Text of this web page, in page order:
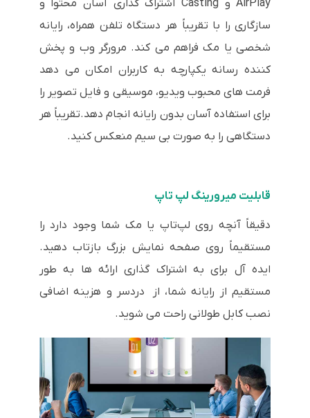
AirPlay و Casting اشتراک گذاری آسان محتوا و
سازگاری را با تقریباً هر دستگاه تلفن همراه، رایانه
شخصی یا مک فراهم می کند. مرورگر وب و پخش
کننده رسانه یکپارچه به کاربران امکان می دهد
فرمت های محبوب ویدیو، موسیقی و فایل تصویر را
برای استفاده آسان بدون رایانه انجام دهد.تقریباً هر
دستگاهی را به صورت بی سیم منعکس کنید.
قابلیت میرورینگ لپ تاپ
دقیقاً آنچه روی لپ‌تاپ یا مک شما وجود دارد را
مستقیماً روی صفحه نمایش بزرگ بازتاب دهید.
ایده آل برای به اشتراک گذاری ارائه ها به طور
مستقیم از رایانه شما، از دردسر و هزینه اضافی
نصب کابل طولانی راحت می شوید.